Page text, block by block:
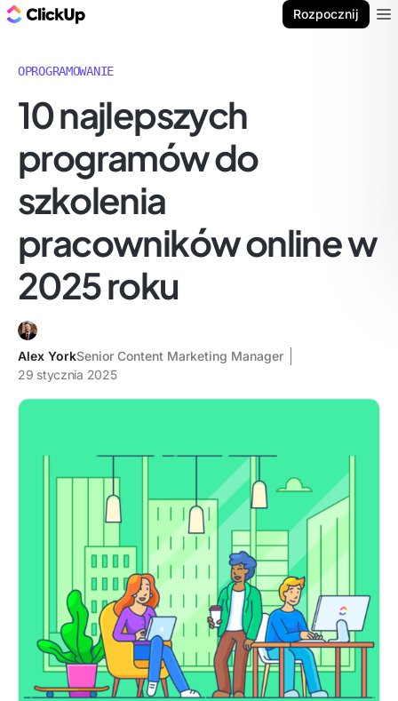
Rozpocznij
OPROGRAMOWANIE
10 najlepszych
programów do
szkolenia
pracowników online w
2025 roku
Alex YorkSenior Content Marketing Manager
29 stycznia 2025